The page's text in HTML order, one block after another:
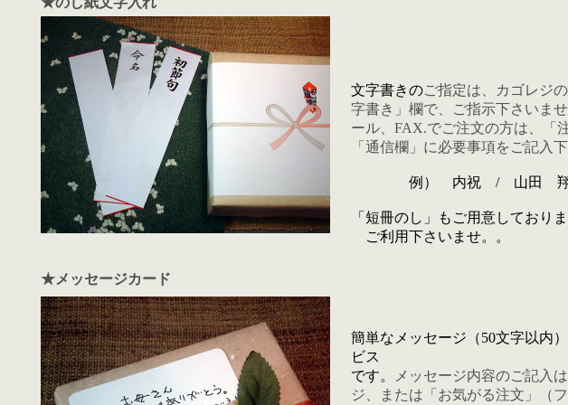
文字書きのご指定は、カゴレジ
字書き」欄で、ご指示下さいませ
ール、FAX.でご注文の方は、「
「通信欄 」に必要事項をご記入
例） 内祝 / 山田 翔
「短冊のし」もご用意しておりま
ご利用下さいませ。。
★メッセージカード
簡単なメッセージ（50文字以内
ビス
です。
メッセージ内容のご記入
ジ、または「お気がる注文」（